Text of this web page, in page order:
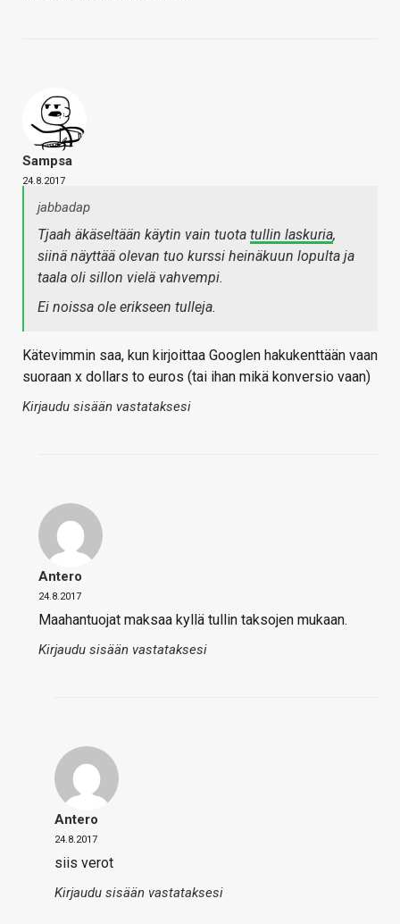
Sampsa
24.8.2017
jabbadap
Tjaah äkäseltään käytin vain tuota tullin laskuria,
siinä näyttää olevan tuo kurssi heinäkuun lopulta ja
taala oli sillon vielä vahvempi.
Ei noissa ole erikseen tulleja.
Kätevimmin saa, kun kirjoittaa Googlen hakukenttään vaan
suoraan x dollars to euros (tai ihan mikä konversio vaan)
Kirjaudu sisään vastataksesi
Antero
24.8.2017
Maahantuojat maksaa kyllä tullin taksojen mukaan.
Kirjaudu sisään vastataksesi
Antero
24.8.2017
siis verot
Kirjaudu sisään vastataksesi